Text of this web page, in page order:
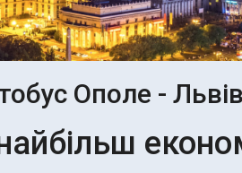
Ополе - Львів